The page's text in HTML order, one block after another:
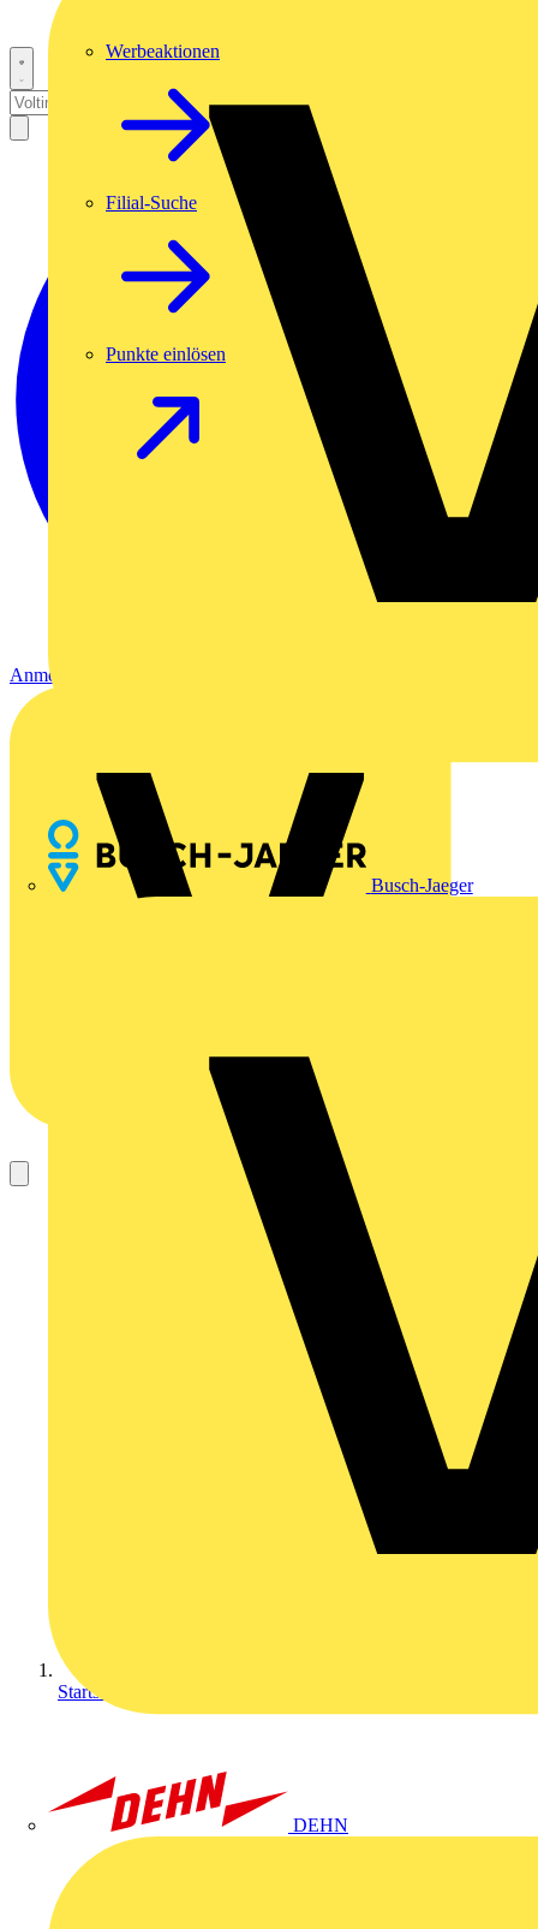
Busch-Jaeger
DEHN
Werbeaktionen
Filial-Suche
Punkte einlösen
Anmelden
Startseite